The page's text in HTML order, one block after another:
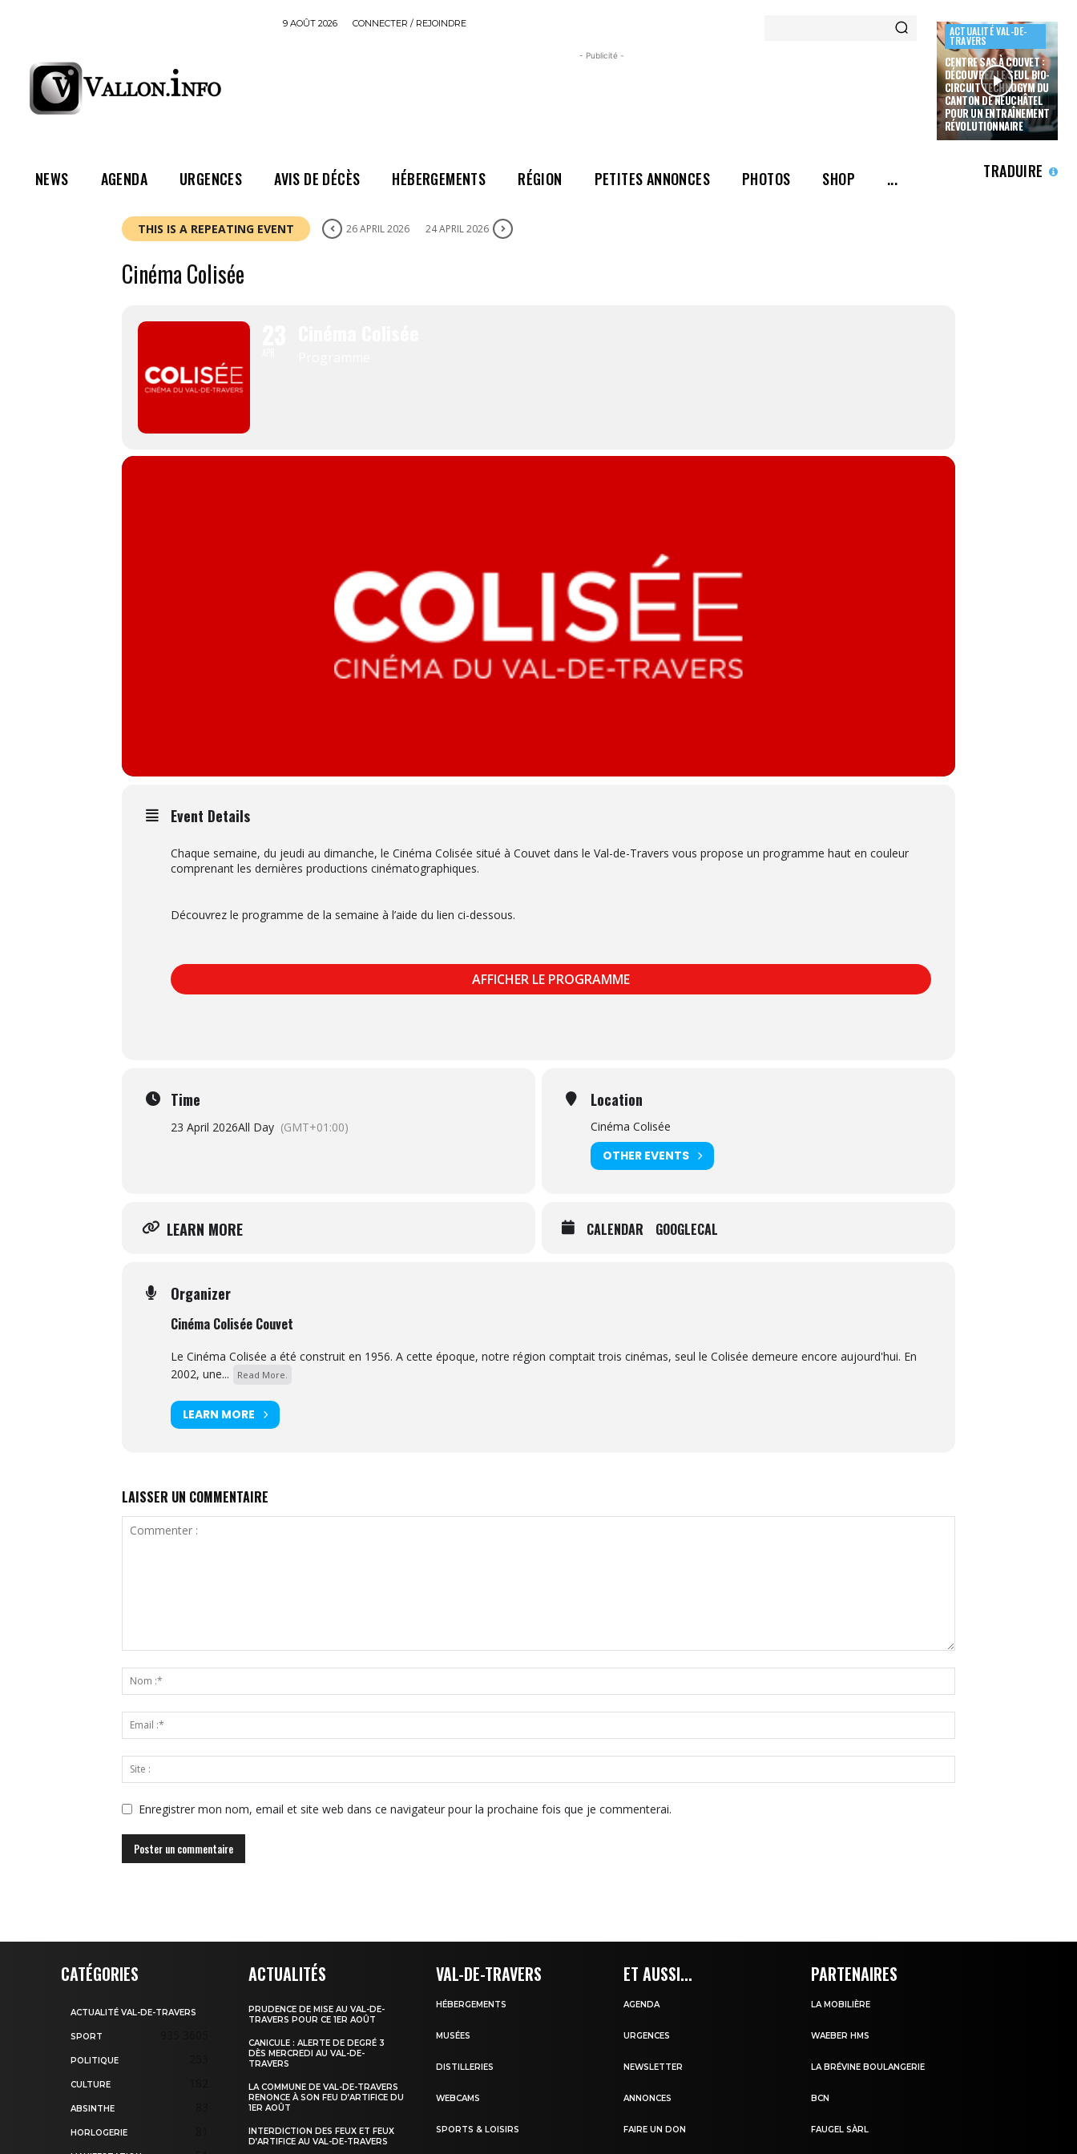
9 AOÛT 2026 CONNECTER / REJOINDRE
- Publicité -
ACTUALITÉ VAL-DE-
TRAVERS
CENTRE SAS À COUVET :
DÉCOUVREZ LE SEUL BIO-
CIRCUIT TECHNOGYM DU
CANTON DE NEUCHÂTEL
POUR UN ENTRAÎNEMENT
RÉVOLUTIONNAIRE
NEWS AGENDA URGENCES AVIS DE DÉCÈS HÉBERGEMENTS RÉGION PETITES ANNONCES PHOTOS SHOP ... TRADUIRE
THIS IS A REPEATING EVENT 26 APRIL 2026 24 APRIL 2026
Cinéma Colisée
Event Details
Chaque semaine, du jeudi au dimanche, le Cinéma Colisée situé à Couvet dans le Val-de-Travers vous propose un programme haut en couleur
comprenant les dernières productions cinématographiques.
Découvrez le programme de la semaine à l’aide du lien ci-dessous.
AFFICHER LE PROGRAMME
Time
23 April 2026All Day (GMT+01:00)
Location
Cinéma Colisée
OTHER EVENTS
LEARN MORE CALENDAR GOOGLECAL
Organizer
Cinéma Colisée Couvet
Le Cinéma Colisée a été construit en 1956. A cette époque, notre région comptait trois cinémas, seul le Colisée demeure encore aujourd'hui. En
2002, une...
Read More.
LEARN MORE
LAISSER UN COMMENTAIRE
Enregistrer mon nom, email et site web dans ce navigateur pour la prochaine fois que je commenterai.
CATÉGORIES
ACTUALITÉ VAL-DE-TRAVERS
SPORT
POLITIQUE
CULTURE
ABSINTHE
HORLOGERIE
ACTUALITÉS
PRUDENCE DE MISE AU VAL-DE-
TRAVERS POUR CE 1ER AOÛT
CANICULE : ALERTE DE DEGRÉ 3
DÈS MERCREDI AU VAL-DE-
TRAVERS
LA COMMUNE DE VAL-DE-TRAVERS
RENONCE À SON FEU D’ARTIFICE DU
1ER AOÛT
INTERDICTION DES FEUX ET FEUX
D’ARTIFICE AU VAL-DE-TRAVERS
VAL-DE-TRAVERS
HÉBERGEMENTS
MUSÉES
DISTILLERIES
WEBCAMS
SPORTS & LOISIRS
ET AUSSI...
AGENDA
URGENCES
NEWSLETTER
ANNONCES
FAIRE UN DON
PARTENAIRES
LA MOBILIÈRE
WAEBER HMS
LA BRÉVINE BOULANGERIE
BCN
FAUGEL SÀRL